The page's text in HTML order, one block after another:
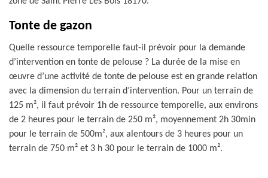
Tonte de gazon
Quelle ressource temporelle faut-il prévoir pour la demande
d’intervention en tonte de pelouse ? La durée de la mise en
œuvre d’une activité de tonte de pelouse est en grande relation
avec la dimension du terrain d’intervention. Pour un terrain de
125 m², il faut prévoir 1h de ressource temporelle, aux environs
de 2 heures pour le terrain de 250 m², moyennement 2h 30min
pour le terrain de 500m², aux alentours de 3 heures pour un
terrain de 750 m² et 3 h 30 pour le terrain de 1000 m².